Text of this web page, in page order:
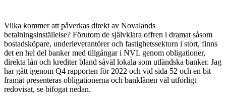
Vilka kommer att påverkas direkt av Novalands
betalningsinställelse? Förutom de självklara offren i dramat såsom
bostadsköpare, underleverantörer och fastighetssektorn i stort, finns
det en hel del banker med tillgångar i NVL genom obligationer,
direkta lån och krediter bland såväl lokala som utländska banker. Jag
har gått igenom Q4 rapporten för 2022 och vid sida 52 och en bit
framåt presenteras obligationerna och banklånen väl utförligt
redovisat, se bifogat nedan.